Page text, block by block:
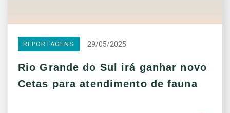
REPORTAGENS 29/05/2025
Rio Grande do Sul irá ganhar novo
Cetas para atendimento de fauna